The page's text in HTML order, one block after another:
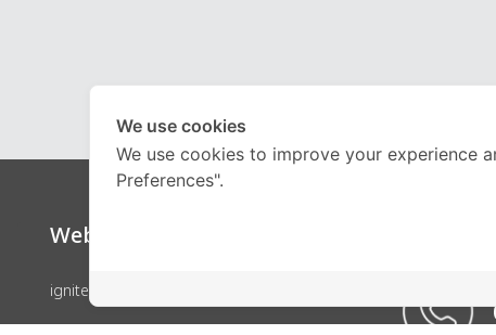
Website
ignite by OnDemand
We use cookies
We use cookies to improve your experience
Preferences".